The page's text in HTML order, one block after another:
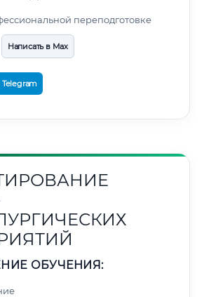
переподготовке
Написать в Max
Telegram
ОБУЧЕНИЯ: